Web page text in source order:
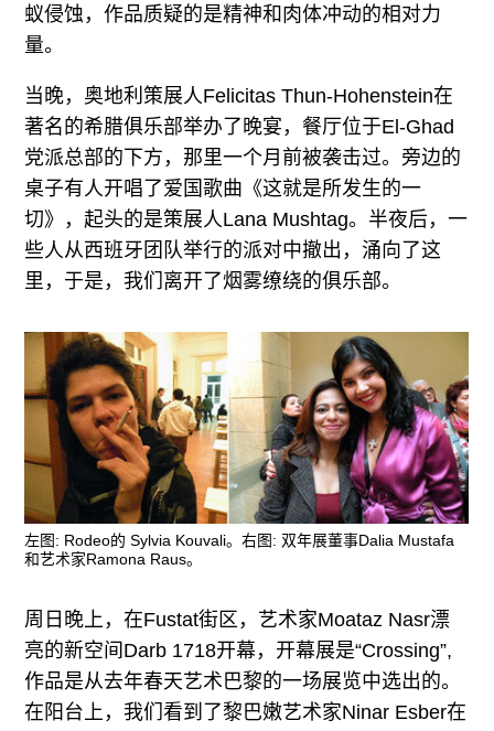
蚁侵蚀，作品质疑的是精神和肉体冲动的相对力
量。
当晚，奥地利策展人Felicitas Thun-Hohenstein在
著名的希腊俱乐部举办了晚宴，餐厅位于El-Ghad
党派总部的下方，那里一个月前被袭击过。旁边的
桌子有人开唱了爱国歌曲《这就是所发生的一
切》，起头的是策展人Lana Mushtag。半夜后，一
些人从西班牙团队举行的派对中撤出，涌向了这
里，于是，我们离开了烟雾缭绕的俱乐部。
左图: Rodeo的 Sylvia Kouvali。右图: 双年展董事Dalia Mustafa
和艺术家Ramona Raus。
周日晚上，在Fustat街区，艺术家Moataz Nasr漂
亮的新空间Darb 1718开幕，开幕展是“Crossing”,
作品是从去年春天艺术巴黎的一场展览中选出的。
在阳台上，我们看到了黎巴嫩艺术家Ninar Esber在